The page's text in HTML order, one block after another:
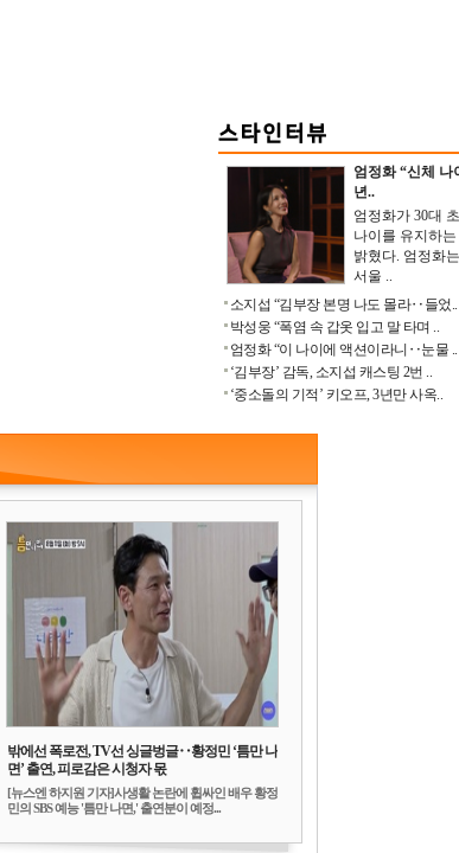
엄정화 “신체 나
년..
엄정화가 30대
나이를 유지하
밝혔다. 엄정화
서울 ..
소지섭 “김부장 본명 나도 몰라‥들었..
박성웅 “폭염 속 갑옷 입고 말 타며 ..
엄정화 “이 나이에 액션이라니‥눈물 ..
‘김부장’ 감독, 소지섭 캐스팅 2번 ..
‘중소돌의 기적’ 키오프, 3년만 사옥..
밖에선 폭로전, TV선 싱글벙글‥황정민 ‘틈만 나
면’ 출연, 피로감은 시청자 몫
[뉴스엔 하지원 기자]사생활 논란에 휩싸인 배우 황정
민의 SBS 예능 '틈만 나면,' 출연분이 예정...